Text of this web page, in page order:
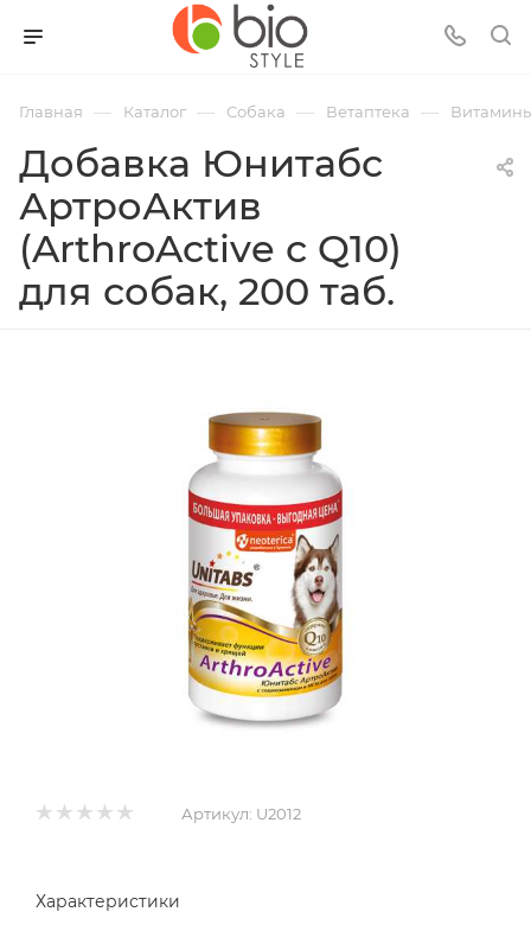
Главная — Каталог — Собака — Ветаптека —
Добавка Юнитабс
АртроАктив
(ArthroActive с Q10)
для собак, 200 таб.
Артикул: U2012
Характеристики